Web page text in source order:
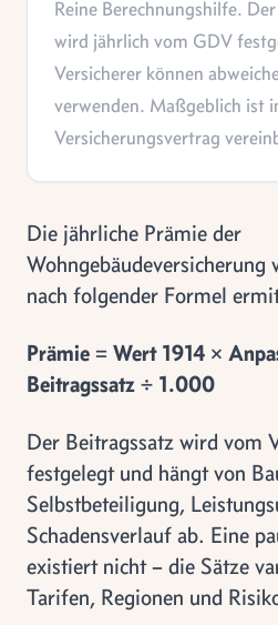
Reine Berechnungshilfe.
wird jährlich vom GDV
Versicherer können
verwenden. Maßgeblich ist
Versicherungsvertrag
Die jährliche Prämie der
Wohngebäudeversicherung
nach folgender Formel
Prämie = Wert 1914 ×
Beitragssatz ÷ 1.000
Der Beitragssatz wird vom
festgelegt und hängt von
Selbstbeteiligung,
Schadensverlauf ab. Eine
existiert nicht – die Sätze
Tarifen, Regionen und